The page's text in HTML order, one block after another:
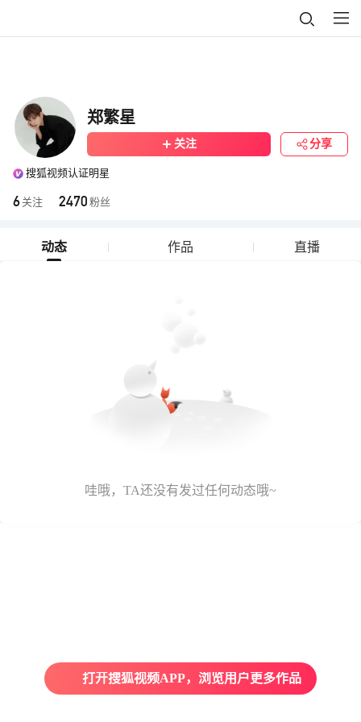
郑繁星
关注 分享
搜狐视频认证明星
6 关注 2470 粉丝
动态 作品 直播
哇哦，TA还没有发过任何动态哦~
打开搜狐视频APP，浏览用户更多作品